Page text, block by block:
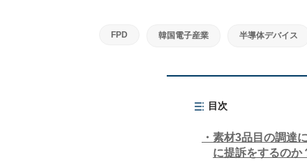
FPD 韓国電子産業 半導体デバイス
目次
素材3品目の調達
に提訴をするのか